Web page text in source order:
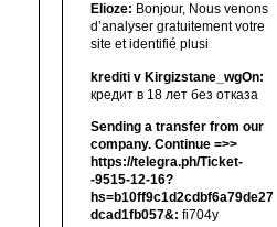
Elioze: Bonjour, Nous venons
d’analyser gratuitement votre
site et identifié plusi
krediti v Kirgizstane_wgOn:
кредит в 18 лет без отказа
Sending a transfer from our
company. Continue =>>
https://telegra.ph/Ticket-
-9515-12-16?
hs=b10ff9c1d2cdbf6a79de27
dcad1fb057&: fi704y